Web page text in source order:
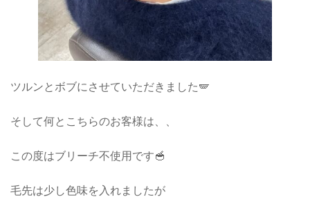
ツルンとボブにさせていただきました🪽
そして何とこちらのお客様は、、
この度はブリーチ不使用です🥣
毛先は少し色味を入れましたが